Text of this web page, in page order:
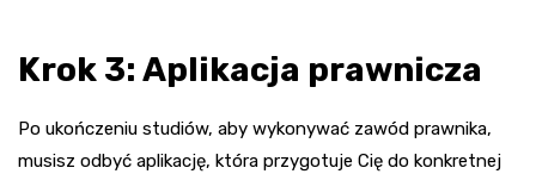
Krok 3: Aplikacja prawnicza
Po ukończeniu studiów, aby wykonywać zawód prawnika,
musisz odbyć aplikację, która przygotuje Cię do konkretnej